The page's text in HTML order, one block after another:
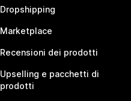
Dropshipping
Marketplace
Recensioni dei prodotti
Upselling e pacchetti di
prodotti